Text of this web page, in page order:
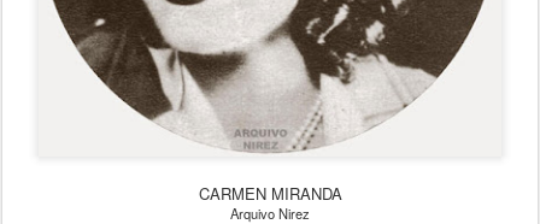
CARMEN MIRANDA
Arquivo Nirez